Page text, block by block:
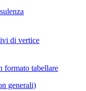
di vertice
formato tabellare
generali)